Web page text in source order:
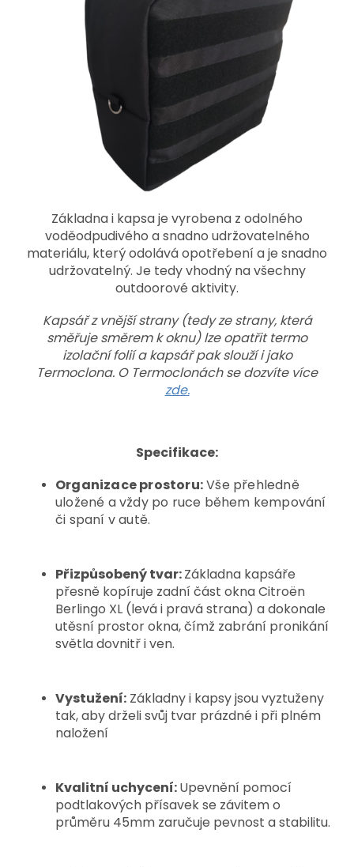
Základna i kapsa je vyrobena z odolného
voděodpudivého a snadno udržovatelného
materiálu, který odolává opotřebení a je snadno
udržovatelný. Je tedy vhodný na všechny
outdoorové aktivity.
Kapsář z vnější strany (tedy ze strany, která
směřuje směrem k oknu) lze opatřit termo
izolační folií a kapsář pak slouží i jako
Termoclona. O Termoclonách se dozvíte více
zde.
Specifikace:
Organizace prostoru:Vše přehledně
uložené a vždy po ruce během kempování
či spaní v autě.
Přizpůsobený tvar:Základna kapsáře
přesně kopíruje zadní část okna Citroën
Berlingo XL (levá i pravá strana) a dokonale
utěsní prostor okna, čímž zabrání pronikání
světla dovnitř i ven.
Vystužení: Základny i kapsy jsou vyztuženy
tak, aby drželi svůj tvar prázdné i při plném
naložení
Kvalitní uchycení:Upevnění pomocí
podtlakových přísavek se závitem o
průměru 45mm zaručuje pevnost a stabilitu.